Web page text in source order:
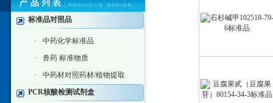
标准品对照品
·
中药化学标准品
·
兽药 标准物质
·
中药材对照药材/植物提取
PCR核酸检测试剂盒